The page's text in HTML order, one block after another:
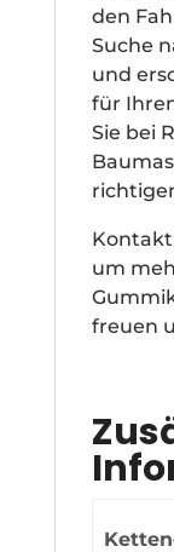
den
Suche
und
für
Sie bei
um
freuen